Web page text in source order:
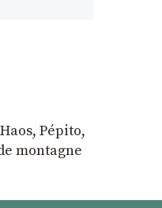
Pépito,
montagne